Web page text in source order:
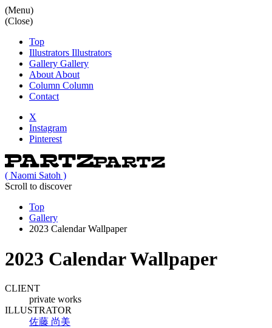
(Menu)
(Close)
Top
Illustrators Illustrators
Gallery Gallery
About About
Column Column
Contact
X
Instagram
Pinterest
( Naomi Satoh )
Scroll to discover
Top
Gallery
2023 Calendar Wallpaper
2023 Calendar Wallpaper
CLIENT
private works
ILLUSTRATOR
佐藤 尚美